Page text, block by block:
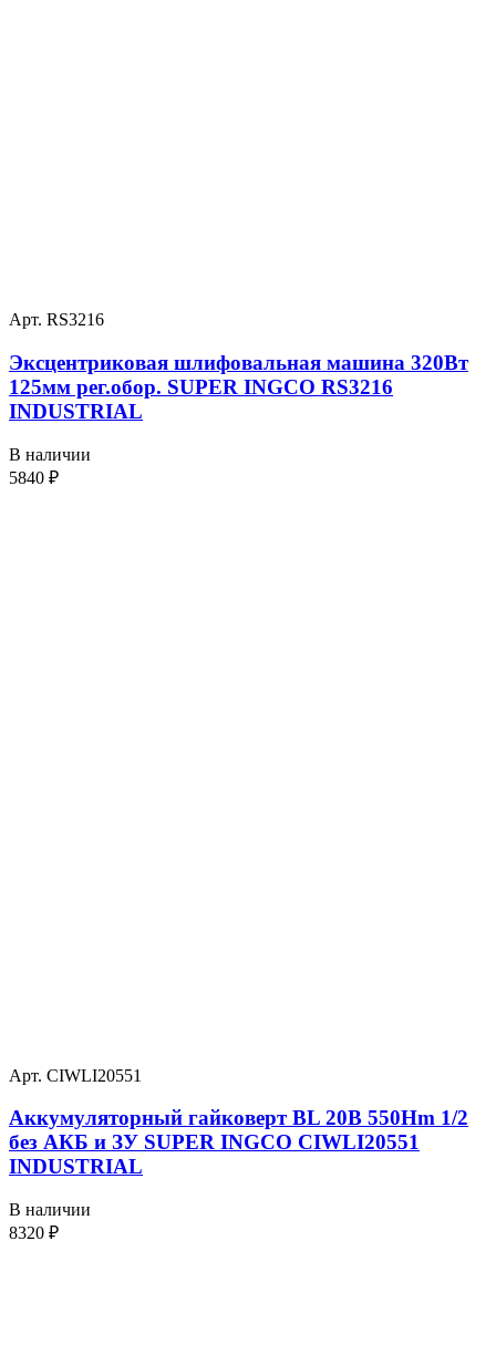
Арт. RS3216
Эксцентриковая шлифовальная машина 320Вт
125мм рег.обор. SUPER INGCO RS3216
INDUSTRIAL
В наличии
5840 ₽
Арт. CIWLI20551
Аккумуляторный гайковерт BL 20В 550Hm 1/2
без АКБ и ЗУ SUPER INGCO CIWLI20551
INDUSTRIAL
В наличии
8320 ₽